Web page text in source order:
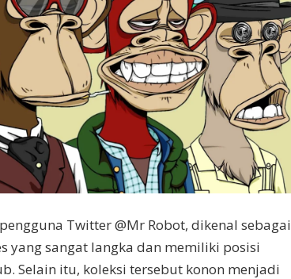
Twitter @Mr Robot, dikenal sebagai
yang sangat langka dan memiliki posisi
Selain itu, koleksi tersebut konon menjadi